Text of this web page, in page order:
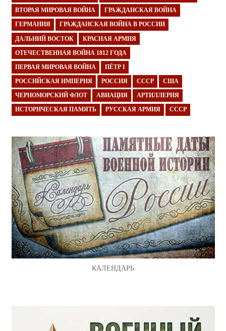
ВТОРАЯ МИРОВАЯ ВОЙНА ГРАЖДАНСКАЯ ВОЙНА
ГЕРМАНИЯ ГРАЖДАНСКАЯ ВОЙНА В РОССИИ
ДАЛЬНИЙ ВОСТОК КРАСНАЯ АРМИЯ
ОТЕЧЕСТВЕННАЯ ВОЙНА 1812 ГОДА
ПЕРВАЯ МИРОВАЯ ВОЙНА ПЁТР I
РОССИЙСКАЯ ИМПЕРИЯ РОССИЯ СССР США
ЧЕРНОМОРСКИЙ ФЛОТ АВИАЦИЯ АРТИЛЛЕРИЯ
ИСТОРИЧЕСКАЯ ПАМЯТЬ РУССКАЯ АРМИЯ СССР
КАЛЕНДАРЬ